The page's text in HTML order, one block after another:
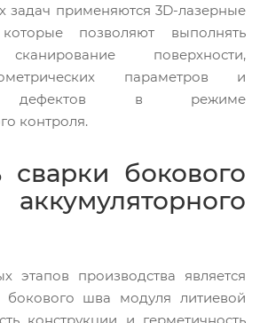
задач применяются 3D-лазерные
позволяют выполнять
поверхности,
параметров и
дефектов в режиме
контроля.
сварки бокового
этапов производства является
бокового шва модуля литиевой